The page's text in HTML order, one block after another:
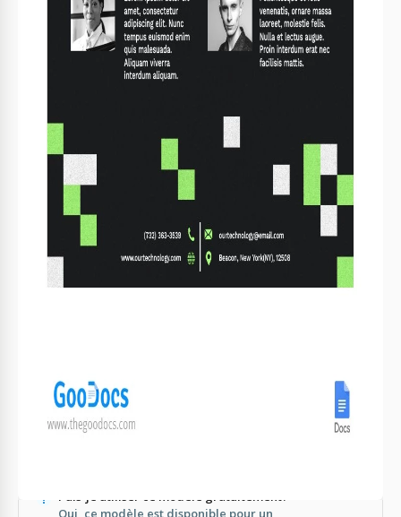
Schémas de couleurs et polices éditables
BROCHURES & DÉPLIANT CONSEILS
2
Mettez en valeur des services uniques dans des
sections dédiées
Personnalisez les polices pour correspondre au style
de votre marque
4
Aperçu avant impression pour assurer la mise en
et MS Word.
Est-ce facile à personnaliser?
Oui, ce modèle est disponible pour un